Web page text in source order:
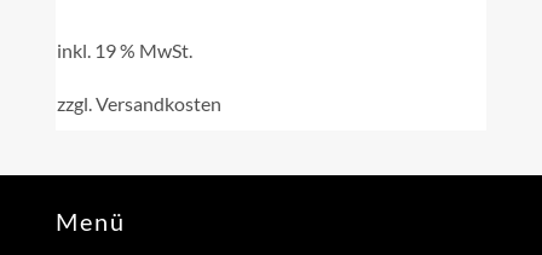
inkl. 19 % MwSt.
zzgl.Versandkosten
Menü